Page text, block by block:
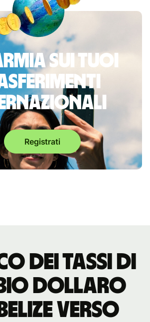
sui tuoi
Registrati
dei tassi di
dollaro
verso